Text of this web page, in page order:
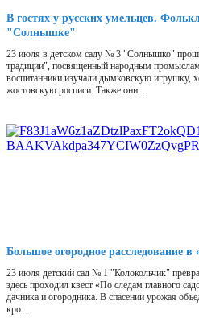
В гостях у русских умельцев.
"Солнышке"
23 июля в детском саду № 3 "Солнышко"
традиции", посвященный народным промыслам
воспитанники изучали дымковскую игрушку,
жостовскую росписи. Также они ...
Большое огородное расследование в
23 июля детский сад № 1 "Колокольчик"
здесь проходил квест «По следам главного
дачника и огородника. В спасении урожая
кро...